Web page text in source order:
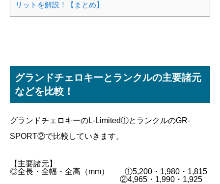
リットを解説！【まとめ】
グランドチェロキーとランクルの主要諸元
などを比較！
グランドチェロキーのL-Limited①とランクルのGR-
SPORT②で比較していきます。
【主要諸元】
◎全長・全幅・全高（mm） ①5,200・1,980・1,815
②4,965・1,990・1,925